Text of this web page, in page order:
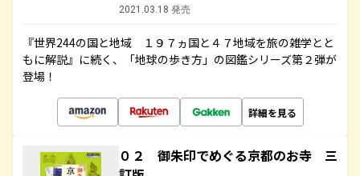
2021.03.18 発売
『世界244の国と地域 １９７ヵ国と４７地域を旅の雑学とと
もに解説』に続く、「地球の歩き方」の図鑑シリーズ第２弾が
登場！
詳細を見る
０２ 御朱印でめぐる京都のお寺 三